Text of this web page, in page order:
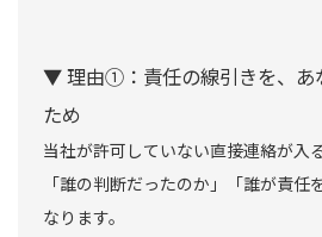
▼ 理由①：責任の線引きを、あ
ため
当社が許可していない直接連絡が入
「誰の判断だったのか」「誰が責任
なります。